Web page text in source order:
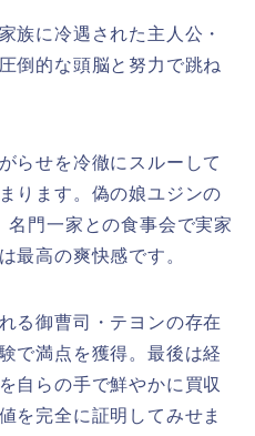
族に冷遇された主人公・
倒的な頭脳と努力で跳ね
らせを冷徹にスルーして
ります。偽の娘ユジンの
名門一家との食事会で実家
最高の爽快感です。
る御曹司・テヨンの存在
で満点を獲得。最後は経
自らの手で鮮やかに買収
を完全に証明してみせま